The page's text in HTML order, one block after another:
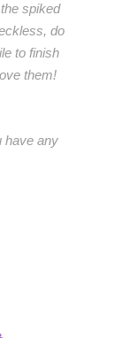
spiked
do
to finish
them!
have any